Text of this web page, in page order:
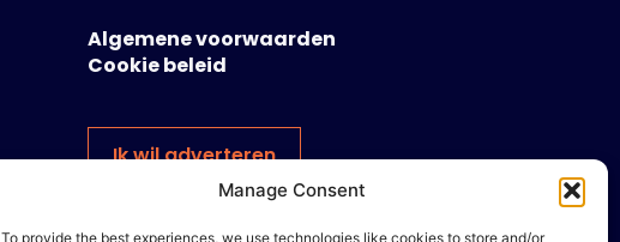
Manage Consent
To provide the best experiences, we use technologies like cookies to store and/or
Algemene voorwaarden
Cookie beleid
Ik wil adverteren